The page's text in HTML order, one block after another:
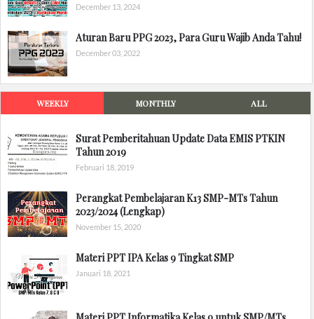
December 13, 2024
Aturan Baru PPG 2023, Para Guru Wajib Anda Tahu!
December 03, 2022
WEEKLY MONTHLY ALL
Surat Pemberitahuan Update Data EMIS PTKIN
Tahun 2019
Februari 18, 2019
Perangkat Pembelajaran K13 SMP-MTs Tahun
2023/2024 (Lengkap)
November 15, 2020
Materi PPT IPA Kelas 9 Tingkat SMP
Januari 18, 2021